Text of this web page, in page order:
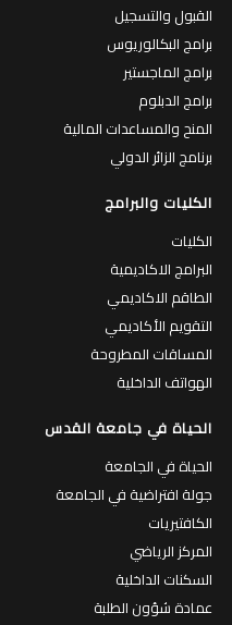
القبول والتسجيل
برامج البكالوريوس
برامج الماجستير
برامج الدبلوم
المنح والمساعدات المالية
برنامج الزائر الدولي
الكليات والبرامج
الكليات
البرامج الاكاديمية
الطاقم الاكاديمي
التقويم الأكاديمي
المساقات المطروحة
الهواتف الداخلية
الحياة في جامعة القدس
الحياة في الجامعة
جولة افتراضية في الجامعة
الكافتيريات
المركز الرياضي
السكنات الداخلية
عمادة شؤون الطلبة